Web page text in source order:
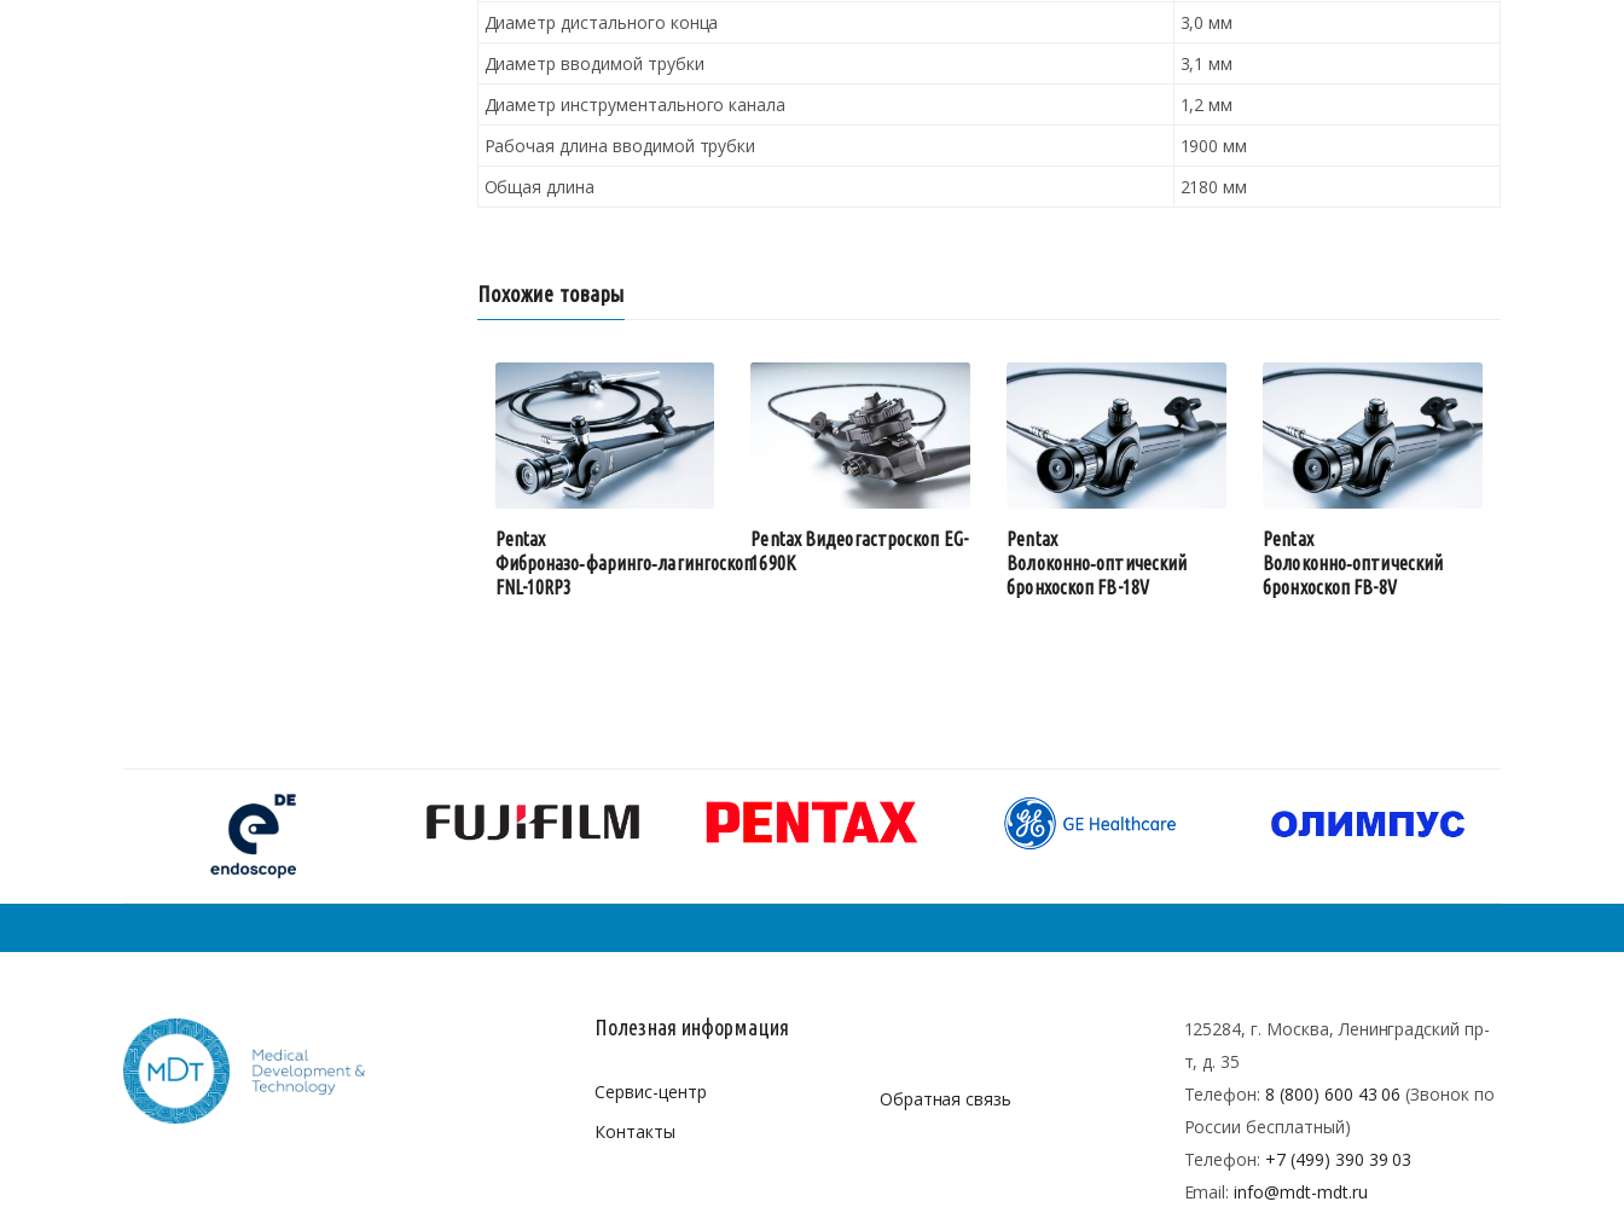
Диаметр дистального конца
3,0 мм
Диаметр вводимой трубки
3,1 мм
Диаметр инструментального канала
1,2 мм
Рабочая длина вводимой трубки
1900 мм
Общая длина
2180 мм
Похожие товары
Pentax
Фиброназо‑фаринго‑лагингоскоп
FNL-10RP3
Pentax Видеогастроскоп EG-
1690K
Pentax
Волоконно‑оптический
бронхоскоп FB-18V
Pentax
Волоконно‑оптический
бронхоскоп FB-8V
Полезная информация
Сервис-центр
Контакты
Обратная связь
125284, г. Москва, Ленинградский пр-
т, д. 35
Телефон:8 (800) 600 43 06 (Звонок по
России бесплатный)
Телефон: +7 (499) 390 39 03
Email:info@mdt-mdt.ru